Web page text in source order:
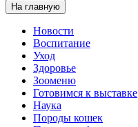
На главную
Новости
Воспитание
Уход
Здоровье
Зооменю
Готовимся к выставке
Наука
Породы кошек